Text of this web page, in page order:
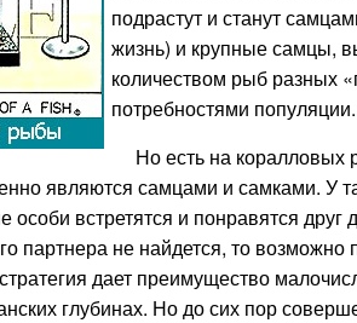
подрастут и станут
жизнь) и крупные самцы,
количеством рыб разных
потребностями популяции.
Но есть на коралловых
являются самцами и самками. У
особи встретятся и понравятся друг
партнера не найдется, то возможно
дает преимущество
глубинах. Но до сих пор